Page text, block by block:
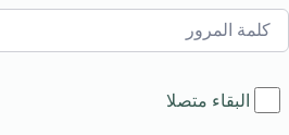
البقاء متصلا